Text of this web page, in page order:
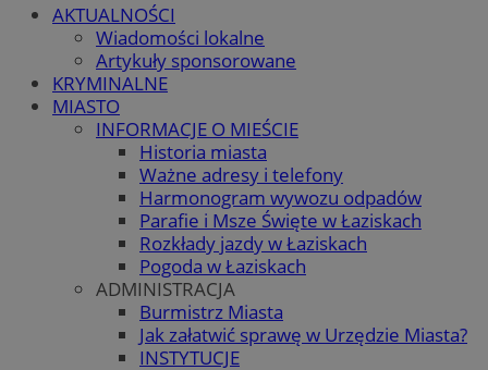
AKTUALNOŚCI
Wiadomości lokalne
Artykuły sponsorowane
KRYMINALNE
MIASTO
INFORMACJE O MIEŚCIE
Historia miasta
Ważne adresy i telefony
Harmonogram wywozu odpadów
Parafie i Msze Święte w Łaziskach
Rozkłady jazdy w Łaziskach
Pogoda w Łaziskach
ADMINISTRACJA
Burmistrz Miasta
Jak załatwić sprawę w Urzędzie Miasta?
INSTYTUCJE